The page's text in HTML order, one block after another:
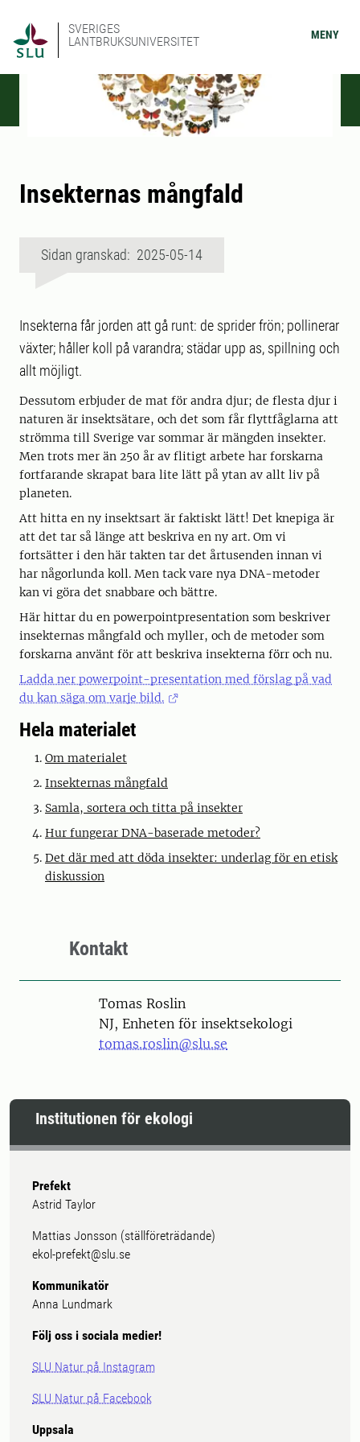
SVERIGES
LANTBRUKSUNIVERSITET
MENY
Insekternas mångfald
Sidan granskad: 2025-05-14
Insekterna får jorden att gå runt: de sprider frön; pollinerar
växter; håller koll på varandra; städar upp as, spillning och
allt möjligt.
Dessutom erbjuder de mat för andra djur; de flesta djur i
naturen är insektsätare, och det som får flyttfåglarna att
strömma till Sverige var sommar är mängden insekter.
Men trots mer än 250 år av flitigt arbete har forskarna
fortfarande skrapat bara lite lätt på ytan av allt liv på
planeten.
Att hitta en ny insektsart är faktiskt lätt! Det knepiga är
att det tar så länge att beskriva en ny art. Om vi
fortsätter i den här takten tar det årtusenden innan vi
har någorlunda koll. Men tack vare nya DNA-metoder
kan vi göra det snabbare och bättre.
Här hittar du en powerpointpresentation som beskriver
insekternas mångfald och myller, och de metoder som
forskarna använt för att beskriva insekterna förr och nu.
Ladda ner powerpoint-presentation med förslag på vad
du kan säga om varje bild.
Hela materialet
Om materialet
Insekternas mångfald
Samla, sortera och titta på insekter
Hur fungerar DNA-baserade metoder?
Det där med att döda insekter: underlag för en etisk
diskussion
Kontakt
PersonTomas Roslin
NJ, Enheten för insektsekologi
tomas.roslin@slu.se
Institutionen för ekologi
Prefekt
Astrid Taylor
Mattias Jonsson (ställföreträdande)
ekol-prefekt@slu.se
Kommunikatör
Anna Lundmark
Följ oss i sociala medier!
SLU Natur på Instagram
SLU Natur på Facebook
Uppsala